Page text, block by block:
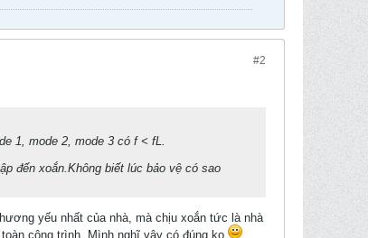
#2
1, mode 2, mode 3 có f < fL.
đến xoắn.Không biết lúc bảo vệ có sao
yếu nhất của nhà, mà chịu xoắn tức là nhà
công trình. Mình nghĩ vậy có đúng ko